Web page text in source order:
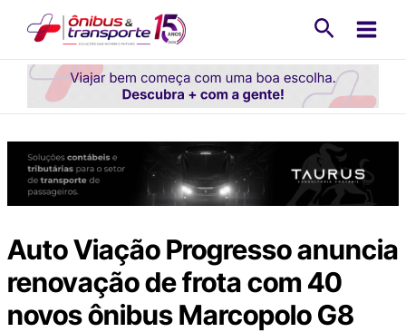
conteúdo
Auto Viação Progresso anuncia
renovação de frota com 40
novos ônibus Marcopolo G8